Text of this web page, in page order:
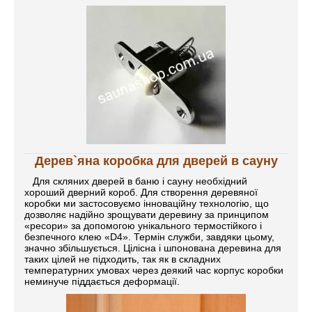
Дерев`яна коробка для дверей в сауну
Для скляних дверей в баню і сауну необхідний
хороший дверний короб. Для створення деревяної
коробки ми застосовуємо інноваційну технологію, що
дозволяє надійно зрощувати деревину за принципом
«ресори» за допомогою унікального термостійкого і
безпечного клею «D4». Термін служби, завдяки цьому,
значно збільшується. Цілісна і шпонована деревина для
таких цілей не підходить, так як в складних
температурних умовах через деякий час корпус коробки
неминуче піддається деформації.